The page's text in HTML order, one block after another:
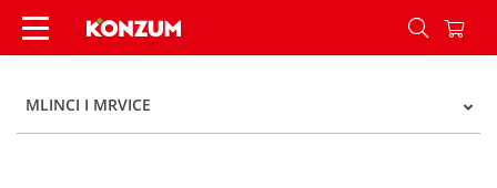
Moj kruh Krušne mrvice sa sezamom 500 g -
MLINCI I MRVICE